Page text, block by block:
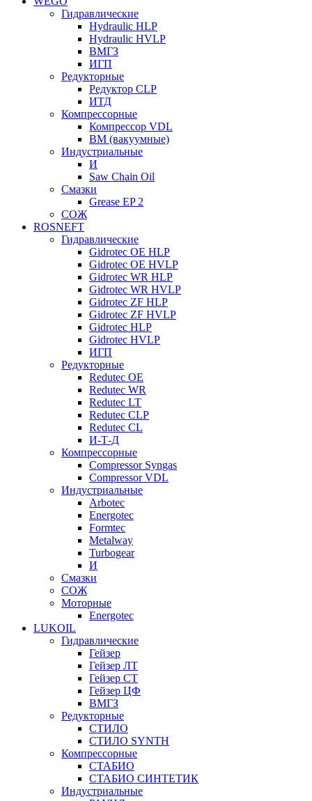
Гидравлические
Hydraulic HLP
Hydraulic HVLP
ВМГЗ
ИГП
Редукторные
Редуктор CLP
ИТД
Компрессорные
Компрессор VDL
ВМ (вакуумные)
Индустриальные
И
Saw Chain Oil
Смазки
Grease EP 2
СОЖ
ROSNEFT
Гидравлические
Gidrotec OE HLP
Gidrotec OE HVLP
Gidrotec WR HLP
Gidrotec WR HVLP
Gidrotec ZF HLP
Gidrotec ZF HVLP
Gidrotec HLP
Gidrotec HVLP
ИГП
Редукторные
Redutec OE
Redutec WR
Redutec LT
Redutec CLP
Redutec CL
И-Т-Д
Компрессорные
Compressor Syngas
Compressor VDL
Индустриальные
Arbotec
Energotec
Formtec
Metalway
Turbogear
И
Смазки
СОЖ
Моторные
Energotec
LUKOIL
Гидравлические
Гейзер
Гейзер ЛТ
Гейзер СТ
Гейзер ЦФ
ВМГЗ
Редукторные
СТИЛО
СТИЛО SYNTH
Компрессорные
СТАБИО
СТАБИО СИНТЕТИК
Индустриальные